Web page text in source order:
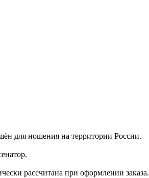
для ношения на территории России.
рассчитана при оформлении заказа.